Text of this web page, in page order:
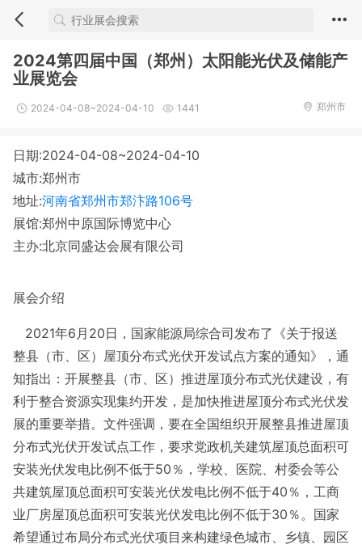
2024第四届中国（郑州）太阳能光伏及储能产
业展览会
2024-04-08~2024-04-10 1441 郑州市
日期:2024-04-08~2024-04-10
城市:郑州市
地址:河南省郑州市郑汴路106号
展馆:郑州中原国际博览中心
主办:北京同盛达会展有限公司
展会介绍
2021年6月20日，国家能源局综合司发布了《关于报送
整县（市、区）屋顶分布式光伏开发试点方案的通知》，通
知指出：开展整县（市、区）推进屋顶分布式光伏建设，有
利于整合资源实现集约开发，是加快推进屋顶分布式光伏发
展的重要举措。文件强调，要在全国组织开展整县推进屋顶
分布式光伏开发试点工作，要求党政机关建筑屋顶总面积可
安装光伏发电比例不低于50％，学校、医院、村委会等公
共建筑屋顶总面积可安装光伏发电比例不低于40％，工商
业厂房屋顶总面积可安装光伏发电比例不低于30％。国家
希望通过布局分布式光伏项目来构建绿色城市、乡镇、园区